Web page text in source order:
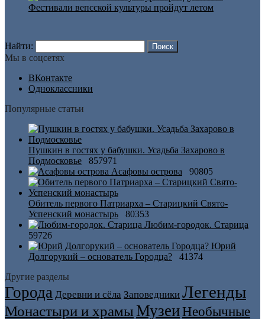
Фестивали вепсской культуры пройдут летом
Найти:
Мы в соцсетях
ВКонтакте
Одноклассники
Популярные статьи
Пушкин в гостях у бабушки. Усадьба Захарово в
Подмосковье
857971
Асафовы острова
90805
Обитель первого Патриарха – Старицкий Свято-
Успенский монастырь
80353
Любим-городок. Старица
59726
Юрий
Долгорукий – основатель Городца?
41374
Другие разделы
Города Деревни и сёла Заповедники Легенды
Монастыри и храмы МузеиНеобычные